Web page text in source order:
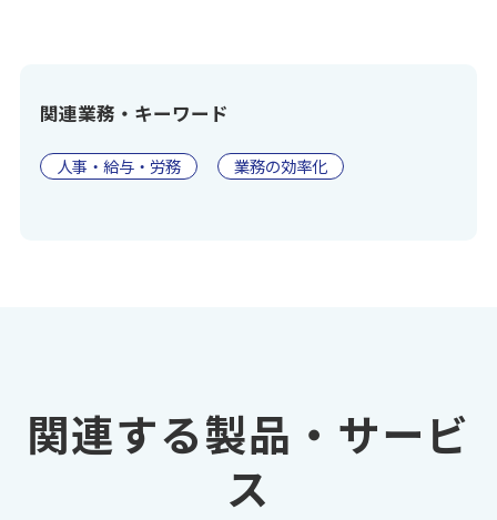
関連業務・キーワード
人事・給与・労務 業務の効率化
関連する製品・サービ
ス